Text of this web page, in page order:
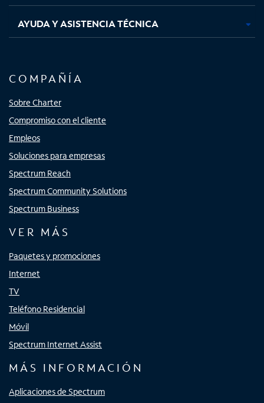
AYUDA Y ASISTENCIA TÉCNICA
COMPAÑÍA
Sobre Charter
Compromiso con el cliente
Empleos
Soluciones para empresas
Spectrum Reach
Spectrum Community Solutions
Spectrum Business
VER MÁS
Paquetes y promociones
Internet
TV
Teléfono Residencial
Móvil
Spectrum Internet Assist
MÁS INFORMACIÓN
Aplicaciones de Spectrum